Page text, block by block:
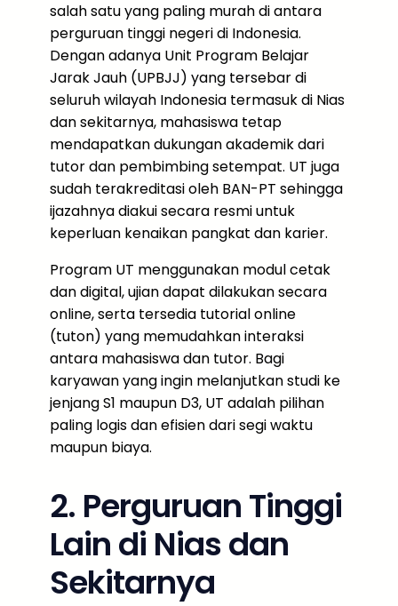
salah satu yang paling murah di antara
perguruan tinggi negeri di Indonesia.
Dengan adanya Unit Program Belajar
Jarak Jauh (UPBJJ) yang tersebar di
seluruh wilayah Indonesia termasuk di Nias
dan sekitarnya, mahasiswa tetap
mendapatkan dukungan akademik dari
tutor dan pembimbing setempat. UT juga
sudah terakreditasi oleh BAN-PT sehingga
ijazahnya diakui secara resmi untuk
keperluan kenaikan pangkat dan karier.
Program UT menggunakan modul cetak
dan digital, ujian dapat dilakukan secara
online, serta tersedia tutorial online
(tuton) yang memudahkan interaksi
antara mahasiswa dan tutor. Bagi
karyawan yang ingin melanjutkan studi ke
jenjang S1 maupun D3, UT adalah pilihan
paling logis dan efisien dari segi waktu
maupun biaya.
2. Perguruan Tinggi
Lain di Nias dan
Sekitarnya